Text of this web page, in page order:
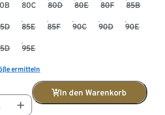
80C 80D 80E 80F 85B
85E 85F 90C 90D 90E
95E
ermitteln
In den Warenkorb